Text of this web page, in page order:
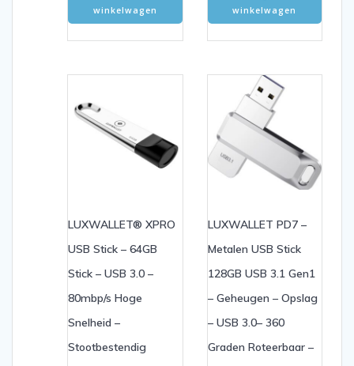
winkelwagen
winkelwagen
LUXWALLET® XPRO
USB Stick – 64GB
Stick – USB 3.0 –
80mbp/s Hoge
Snelheid –
Stootbestendig
LUXWALLET PD7 –
Metalen USB Stick
128GB USB 3.1 Gen1
– Geheugen – Opslag
– USB 3.0– 360
Graden Roteerbaar –